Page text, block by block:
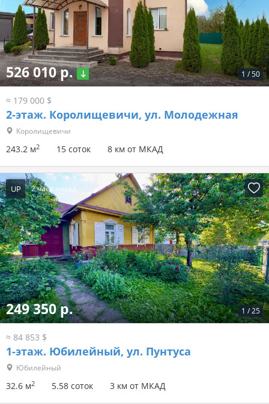
1 /50
526 010 р.
≈ 179 000 $
2-этаж. Королищевичи, ул. Молодежная
Королищевичи
243.2 м2 15 соток 8 км от МКАД
UP 2 часа назад
1 /25
249 350 р.
≈ 84 853 $
1-этаж. Юбилейный, ул. Пунтуса
Юбилейный
32.6 м2 5.58 соток 3 км от МКАД